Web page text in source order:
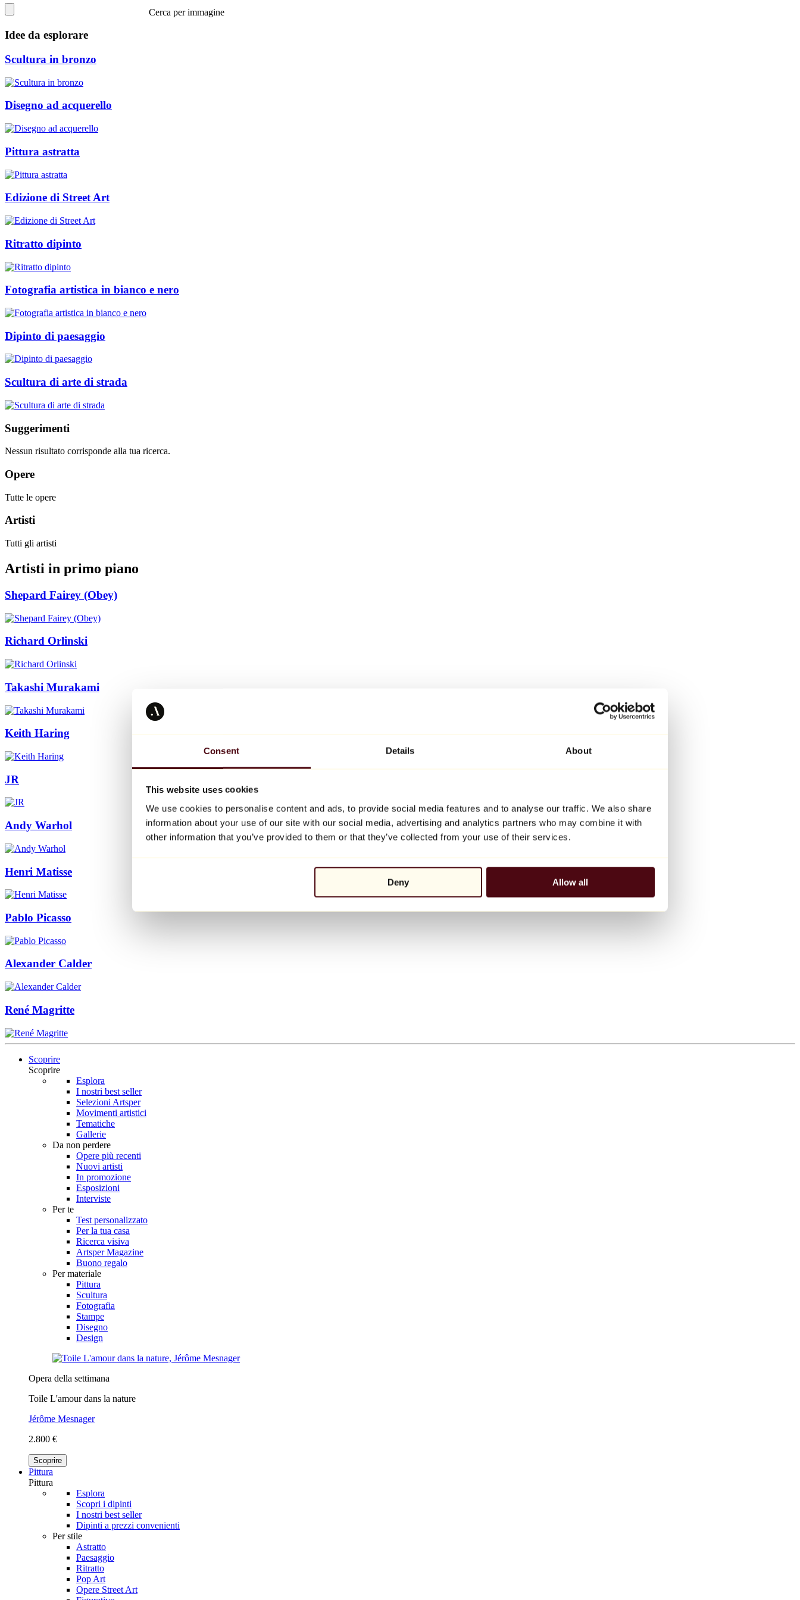
Consent Details About
This website uses cookies
We use cookies to personalise content and ads, to provide social media features and to analyse our traffic. We also share
information about your use of our site with our social media, advertising and analytics partners who may combine it with
other information that you’ve provided to them or that they’ve collected from your use of their services.
Deny Allow all
Cerca per immagine
Idee da esplorare
Scultura in bronzo
Disegno ad acquerello
Pittura astratta
Edizione di Street Art
Ritratto dipinto
Fotografia artistica in bianco e nero
Dipinto di paesaggio
Scultura di arte di strada
Suggerimenti
Nessun risultato corrisponde alla tua ricerca.
Opere
Tutte le opere
Artisti
Tutti gli artisti
Artisti in primo piano
Shepard Fairey (Obey)
Richard Orlinski
Takashi Murakami
Keith Haring
JR
Andy Warhol
Henri Matisse
Pablo Picasso
Alexander Calder
René Magritte
Scoprire
Scoprire
Esplora
I nostri best seller
Selezioni Artsper
Movimenti artistici
Tematiche
Gallerie
Da non perdere
Opere più recenti
Nuovi artisti
In promozione
Esposizioni
Interviste
Per te
Test personalizzato
Per la tua casa
Ricerca visiva
Artsper Magazine
Buono regalo
Per materiale
Pittura
Scultura
Fotografia
Stampe
Disegno
Design
Opera della settimana
Toile L'amour dans la nature
Jérôme Mesnager
2.800 €
Scoprire
Pittura
Pittura
Esplora
Scopri i dipinti
I nostri best seller
Dipinti a prezzi convenienti
Per stile
Astratto
Paesaggio
Ritratto
Pop Art
Opere Street Art